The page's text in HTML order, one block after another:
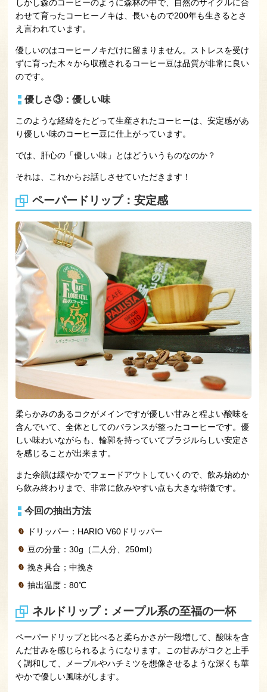
しかし森のコーヒーのように森林の中で、自然のサイクルに合
わせて育ったコーヒーノキは、長いもので200年も生きるとさ
え言われています。
優しいのはコーヒーノキだけに留まりません。ストレスを受け
ずに育った木々から収穫されるコーヒー豆は品質が非常に良い
のです。
優しさ③：優しい味
このような経緯をたどって生産されたコーヒーは、安定感があ
り優しい味のコーヒー豆に仕上がっています。
では、肝心の「優しい味」とはどういうものなのか？
それは、これからお話しさせていただきます！
ペーパードリップ：安定感
柔らかみのあるコクがメインですが優しい甘みと程よい酸味を
含んでいて、全体としてのバランスが整ったコーヒーです。優
しい味わいながらも、輪郭を持っていてブラジルらしい安定さ
を感じることが出来ます。
また余韻は緩やかでフェードアウトしていくので、飲み始めか
ら飲み終わりまで、非常に飲みやすい点も大きな特徴です。
今回の抽出方法
ドリッパー：HARIO V60ドリッパー
豆の分量：30g（二人分、250ml）
挽き具合；中挽き
抽出温度：80℃
ネルドリップ：メープル系の至福の一杯
ペーパードリップと比べると柔らかさが一段増して、酸味を含
んだ甘みを感じられるようになります。この甘みがコクと上手
く調和して、メープルやハチミツを想像させるような深くも華
やかで優しい風味がします。